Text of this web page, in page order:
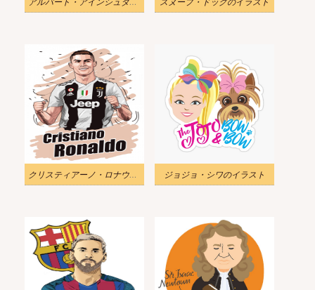
クリスティアーノ・ロナウドのイラスト ジョジョ・シワのイラスト